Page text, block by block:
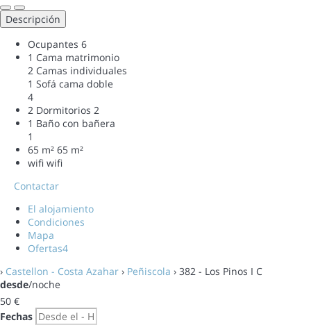
Descripción
Ocupantes 6
1 Cama matrimonio
2 Camas individuales
1 Sofá cama doble
4
2 Dormitorios 2
1 Baño con bañera
1
65 m² 65 m²
wifi wifi
Contactar
El alojamiento
Condiciones
Mapa
Ofertas4
› Castellon - Costa Azahar › Peñiscola › 382 - Los Pinos I C
desde/noche
50 €
Fechas